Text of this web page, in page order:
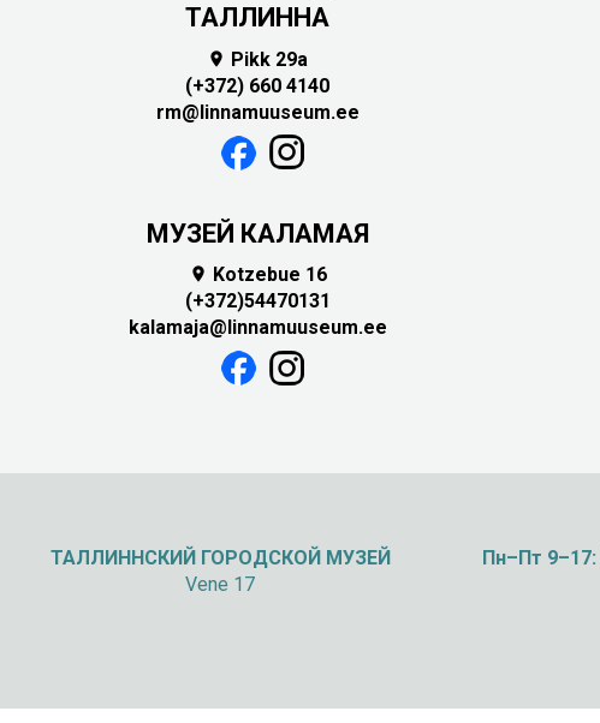
ТАЛЛИННА
 Pikk 29a
(+372) 660 4140
rm@linnamuuseum.ee
МУЗЕЙ КАЛАМАЯ

Kotzebue 16
(+372)54470131
kalamaja@linnamuuseum.ee
ТАЛЛИННСКИЙ ГОРОДСКОЙ МУЗЕЙ
Vene 17
Пн–Пт 9–17: